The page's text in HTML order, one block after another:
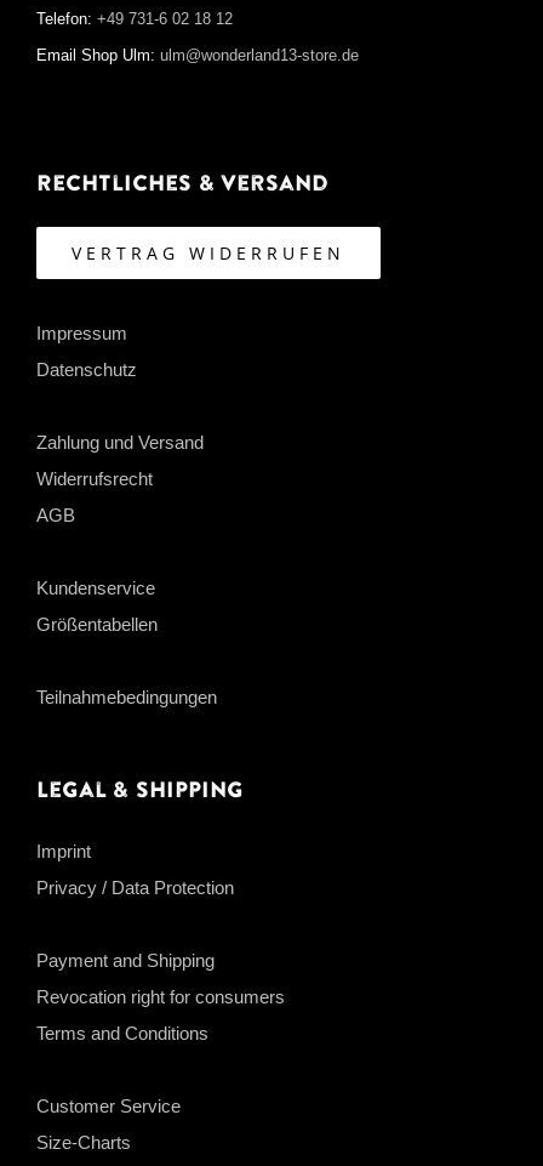
Telefon: +49 731-6 02 18 12
Email Shop Ulm: ulm@wonderland13-store.de
Rechtliches & Versand
VERTRAG WIDERRUFEN
Impressum
Datenschutz
Zahlung und Versand
Widerrufsrecht
AGB
Kundenservice
Größentabellen
Teilnahmebedingungen
Legal & Shipping
Imprint
Privacy / Data Protection
Payment and Shipping
Revocation right for consumers
Terms and Conditions
Customer Service
Size-Charts